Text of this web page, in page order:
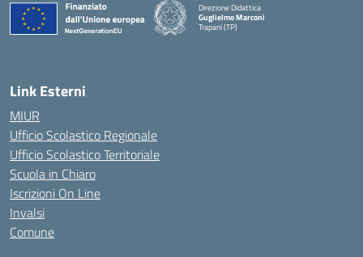
Direzione Didattica
Guglielmo Marconi
Trapani (TP)
Link Esterni
MIUR
Ufficio Scolastico Regionale
Ufficio Scolastico Territoriale
Scuola in Chiaro
Iscrizioni On Line
Invalsi
Comune